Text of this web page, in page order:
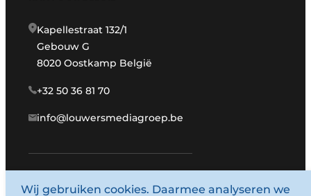
Kapellestraat 132/1
Gebouw G
8020 Oostkamp België
+32 50 36 81 70
info@louwersmediagroep.be
www.louwersmediagroep.com
Wij gebruiken cookies. Daarmee analyseren we